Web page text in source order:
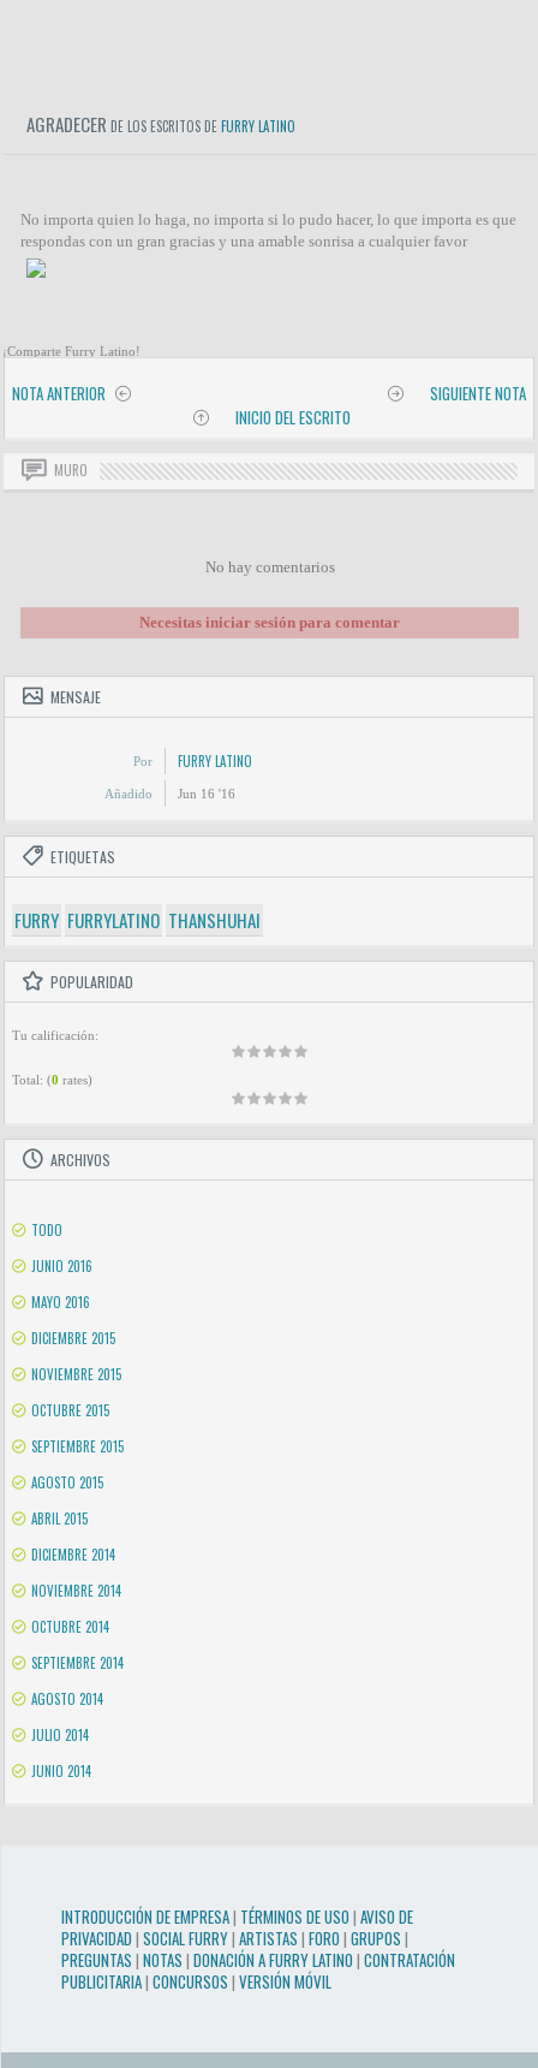
AGRADECER DE LOS ESCRITOS DEFURRY LATINO
No importa quien lo haga, no importa si lo pudo hacer, lo que importa es que
respondas con un gran gracias y una amable sonrisa a cualquier favor
¡Comparte Furry Latino!
NOTA ANTERIOR
SIGUIENTE NOTA
INICIO DEL ESCRITO
MURO
No hay comentarios
Necesitas iniciar sesión para comentar
MENSAJE
Por FURRY LATINO
Añadido Jun 16 '16
ETIQUETAS
FURRY FURRYLATINO THANSHUHAI
POPULARIDAD
Tu calificación:
Total: (0 rates)
ARCHIVOS
TODO
JUNIO 2016
MAYO 2016
DICIEMBRE 2015
NOVIEMBRE 2015
OCTUBRE 2015
SEPTIEMBRE 2015
AGOSTO 2015
ABRIL 2015
DICIEMBRE 2014
NOVIEMBRE 2014
OCTUBRE 2014
SEPTIEMBRE 2014
AGOSTO 2014
JULIO 2014
JUNIO 2014
INTRODUCCIÓN DE EMPRESA| TÉRMINOS DE USO | AVISO DE
PRIVACIDAD | SOCIAL FURRY| ARTISTAS | FORO | GRUPOS |
PREGUNTAS | NOTAS | DONACIÓN A FURRY LATINO | CONTRATACIÓN
PUBLICITARIA| CONCURSOS | VERSIÓN MÓVIL